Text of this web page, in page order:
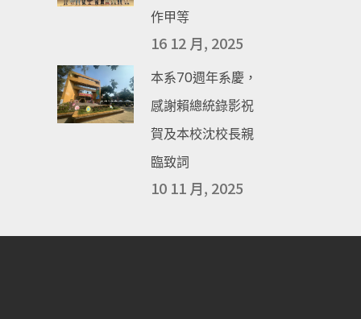
作甲等
16 12 月, 2025
本系70週年系慶，
感謝賴總統錄影祝
賀及本校沈校長親
臨致詞
10 11 月, 2025